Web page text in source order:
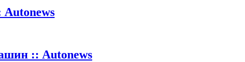
Autonews
:: Autonews